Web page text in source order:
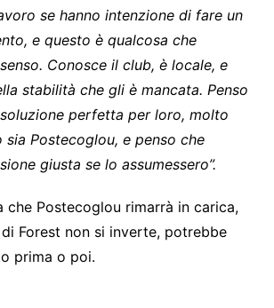
se hanno intenzione di fare un
e questo è qualcosa che
Conosce il club, è locale, e
stabilità che gli è mancata. Penso
perfetta per loro, molto
Postecoglou, e penso che
giusta se lo assumessero”.
che Postecoglou rimarrà in carica,
Forest non si inverte, potrebbe
prima o poi.